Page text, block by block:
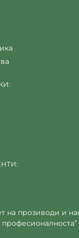
на прозиводи и